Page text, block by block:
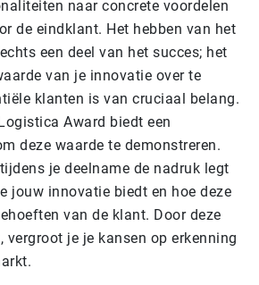
naar concrete voordelen
de eindklant. Het hebben van het
een deel van het succes; het
van je innovatie over te
klanten is van cruciaal belang.
Award biedt een
deze waarde te demonstreren.
je deelname de nadruk legt
jouw innovatie biedt en hoe deze
van de klant. Door deze
vergroot je je kansen op erkenning